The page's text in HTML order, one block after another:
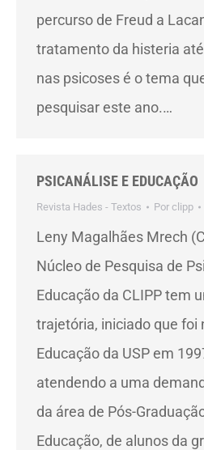
percurso de Freud a
tratamento da histeria
nas psicoses é o tema
pesquisar este ano.…
PSICANÁLISE E EDUCAÇÃO
Revista Hades - Textos Por clipp
Leny Magalhães Mrech
Núcleo de Pesquisa de
Educação da CLIPP tem
trajetória, iniciado que foi
Educação da USP em
atendendo a uma
da área de Pós-
Educação, de alunos da